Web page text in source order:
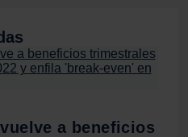
haga del sitio web con
publicidad y análisis
con otra información
a beneficios